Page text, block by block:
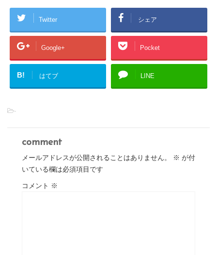
Twitter シェア
Google+ Pocket
B! はてブ LINE
-
comment
メールアドレスが公開されることはありません。 ※ が付
いている欄は必須項目です
コメント ※